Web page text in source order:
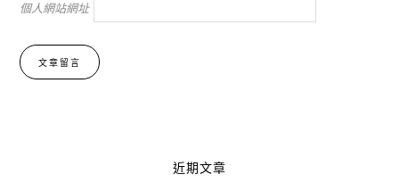
個人網站網址
近期文章